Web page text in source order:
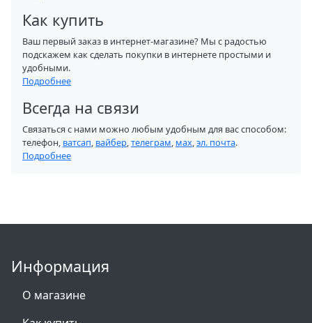
Как купить
Ваш первый заказ в интернет-магазине? Мы с радостью
подскажем как сделать покупки в интернете простыми и
удобными.
Подробнее
Всегда на связи
Связаться с нами можно любым удобным для вас способом:
телефон, ватсап, вайбер,телеграм, мах,эл. почта.
Подробнее
Информация
О магазине